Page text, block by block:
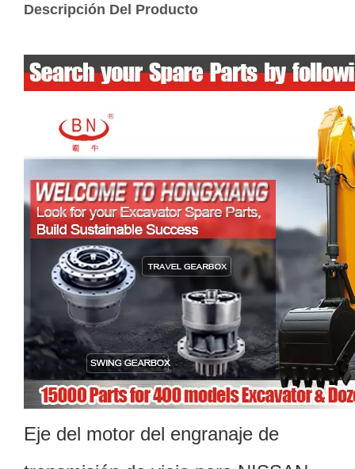
Descripción Del Producto
Eje del motor del engranaje de